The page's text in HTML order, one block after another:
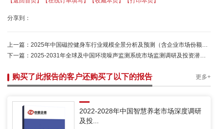
分享到：
上一篇： 2025年中国磁控健身车行业规模全景分析及预测（含企业市场份额及竞争格局分析）
下一篇： 2025-2031年全球及中国环境噪声监测系统市场监测调研及投资潜力评估预测报告-中金企信发布
购买了此报告的客户还购买了以下的报告 更多+
2022-2028年中国智慧养老市场深度调研
及投...